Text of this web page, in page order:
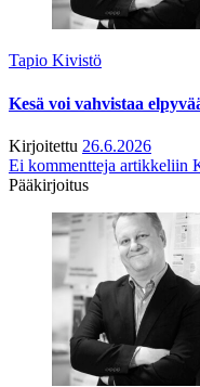
Tapio Kivistö
Kesä voi vahvistaa
Kirjoitettu 26.6.2026
Ei kommentteja artikkeliin
Pääkirjoitus